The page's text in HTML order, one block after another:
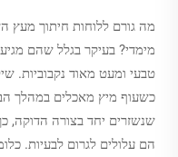
מה גורם ללוחות חיתוך מעץ
מימדי? בעיקר בגלל שהם
טבעי ומעט מאוד נקבוביות.
כשעוף מיץ מאכלים במהלך
שנשזרים יחד בצורה הדוקה,
הם עלולים לגרום לבעיות.